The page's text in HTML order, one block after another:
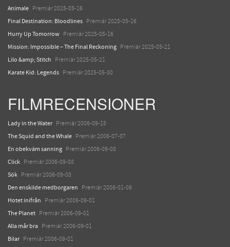
Animale Premiär 2025-05-16
Final Destination: Bloodlines Premiär 2025-05-16
Hurry Up Tomorrow Premiär 2025-05-16
Mission: Impossible – The Final Reckoning Premiär 2025-05-21
Lilo &amp; Stitch Premiär 2025-05-21
Karate Kid: Legends Premiär 2025-05-30
FILMRECENSIONER
Lady in the Water Premiär 2006-09-15
The Squid and the Whale Premiär 2006-07-07
En obekväm sanning Premiär 2006-09-08
Click Premiär 2006-09-08
Sök Premiär 2006-09-08
Den enskilde medborgaren Premiär 2006-01-09
Hotet inifrån Premiär 2006-09-01
The Planet Premiär 2006-09-01
Alla mår bra Premiär 2006-09-01
Bilar Premiär 2006-09-01